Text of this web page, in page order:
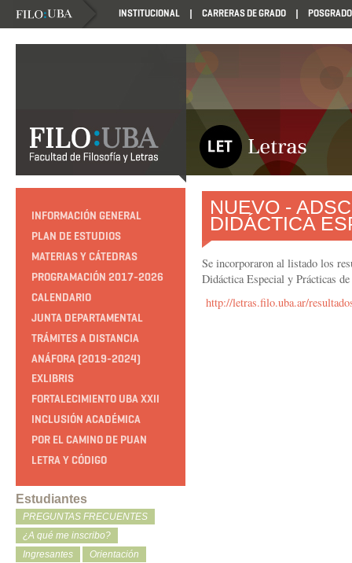
INSTITUCIONAL CARRERAS DE GRADO POSGRADO
INFORMACIÓN GENERAL
PLAN DE ESTUDIOS
MATERIAS Y CÁTEDRAS
PROGRAMACIÓN 2017-2026
CALENDARIO
JUNTA DEPARTAMENTAL
TRÁMITES A DISTANCIA
ANÁFORA (2019-2024)
EXLIBRIS
FORTALECIMIENTO UBA XXII
INCLUSIÓN ACADÉMICA
POR EL CAMINO DE PUAN
LETRA Y CÓDIGO
Estudiantes
PREGUNTAS FRECUENTES
¿A qué me inscribo?
Ingresantes
Orientación
NUEVO -
DIDÁCTICA
Se incorporaron al listado los
Didáctica Especial y Prácticas
http://letras.filo.uba.ar/